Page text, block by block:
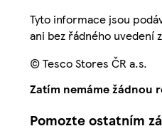
Tyto informace jsou
ani bez řádného uvedení
© Tesco Stores ČR a.s.
Zatím nemáme žádnou
Pomozte ostatním